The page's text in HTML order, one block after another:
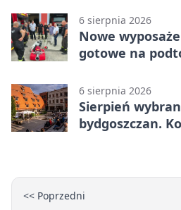
6 sierpnia 2026
Nowe
gotowe na
6 sierpnia 2026
Sierpień
bydgoszczan.
<< Poprzedni